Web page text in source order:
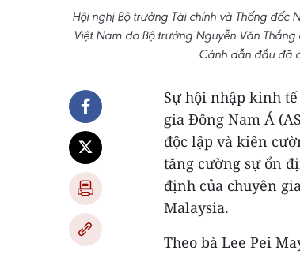
Hội nghị Bộ trưởng Tài chính và Thống đốc
Việt Nam do Bộ trưởng Nguyễn Văn
Cảnh dẫn đầu đã
Sự hội nhập kinh
gia Đông Nam Á
độc lập và kiên
tăng cường sự ổn
định của chuyên
Malaysia.
Theo bà Lee Pei